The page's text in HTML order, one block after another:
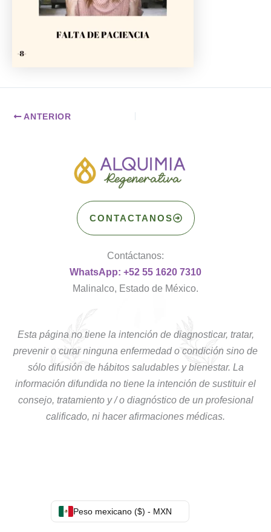
ANTERIOR
CONTACTANOS
Contáctanos:
WhatsApp: +52 55 1620 7310
Malinalco, Estado de México.
Esta página no tiene la intención de diagnosticar, tratar,
prevenir o curar ninguna enfermedad o condición sino de
sólo difusión de hábitos saludables y bienestar. La
información difundida no tiene la intención de sustituir el
consejo, tratamiento y / o diagnóstico de un profesional
calificado, ni hacer afirmaciones médicas.
Peso mexicano ($) - MXN